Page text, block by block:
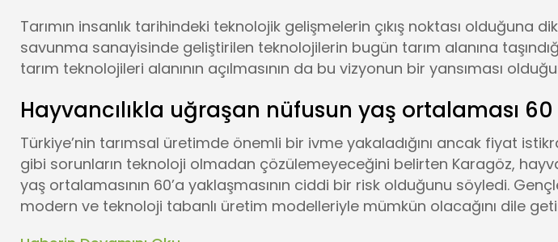
Tarımın insanlık tarihindeki teknolojik gelişmelerin çıkış noktası olduğuna
savunma sanayisinde geliştirilen teknolojilerin bugün tarım alanına
tarım teknolojileri alanının açılmasının da bu vizyonun bir yansıması
Hayvancılıkla uğraşan nüfusun yaş ortalaması 60
Türkiye’nin tarımsal üretimde önemli bir ivme yakaladığını ancak fiyat
gibi sorunların teknoloji olmadan çözülemeyeceğini belirten Karagöz,
yaş ortalamasının 60’a yaklaşmasının ciddi bir risk olduğunu söyledi.
modern ve teknoloji tabanlı üretim modelleriyle mümkün olacağını dile